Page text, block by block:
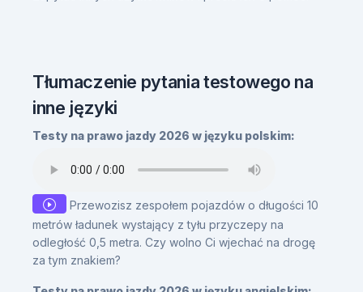
Tłumaczenie pytania testowego na
inne języki
Testy na prawo jazdy 2026 w języku polskim:
Przewozisz zespołem pojazdów o długości 10
metrów ładunek wystający z tyłu przyczepy na
odległość 0,5 metra. Czy wolno Ci wjechać na drogę
za tym znakiem?